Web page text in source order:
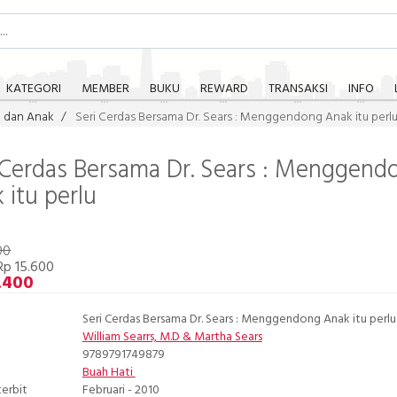
KATEGORI MEMBER BUKU REWARD TRANSAKSI INFO
dan Anak
Seri Cerdas Bersama Dr. Sears : Menggendong Anak itu perlu
Bersama Dr. Sears :
itu perlu
15.600
Seri Cerdas Bersama Dr. Sears : Menggendong Anak itu perlu
William Searrs, M.D&Martha Sears
9789791749879
Buah Hati
Februari - 2010